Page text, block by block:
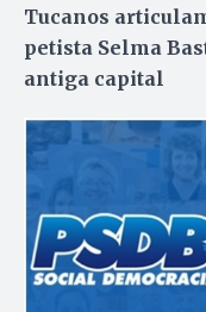
Tucanos
petista Selma
antiga capital